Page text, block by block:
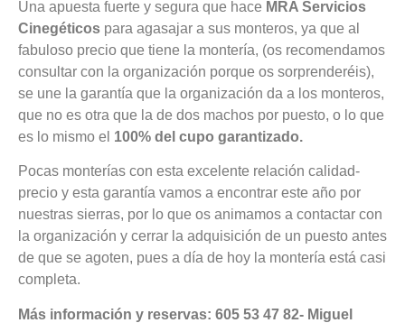
Una apuesta fuerte y segura que hace MRA Servicios
Cinegéticos para agasajar a sus monteros, ya que al
fabuloso precio que tiene la montería, (os recomendamos
consultar con la organización porque os sorprenderéis),
se une la garantía que la organización da a los monteros,
que no es otra que la de dos machos por puesto, o lo que
es lo mismo el 100% del cupo garantizado.
Pocas monterías con esta excelente relación calidad-
precio y esta garantía vamos a encontrar este año por
nuestras sierras, por lo que os animamos a contactar con
la organización y cerrar la adquisición de un puesto antes
de que se agoten, pues a día de hoy la montería está casi
completa.
Más información y reservas: 605 53 47 82- Miguel